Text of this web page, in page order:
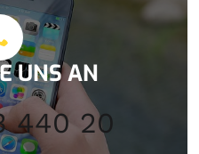
UNS AN
440 20